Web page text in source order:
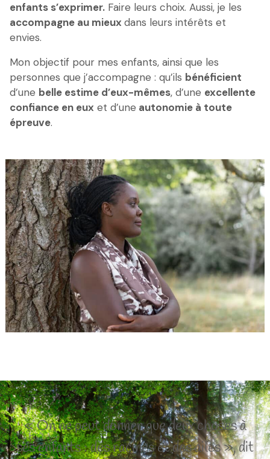
enfants s’exprimer. Faire leurs choix. Aussi, je les
accompagne au mieux dans leurs intérêts et
envies.
Mon objectif pour mes enfants, ainsi que les
personnes que j’accompagne : qu’ils bénéficient
d’une belle estime d’eux-mêmes, d’une excellente
confiance en eux et d’une autonomie à toute
épreuve.
« On ne peut donner que deux choses à
ses enfants : des racines et des ailes », dit